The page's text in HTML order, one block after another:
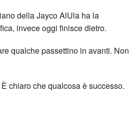
della Jayco AlUla ha la
invece oggi finisce dietro.
qualche passettino in avanti. Non
chiaro che qualcosa è successo.